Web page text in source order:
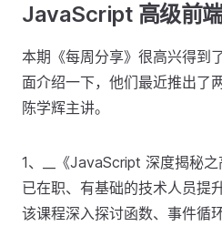
JavaScript 高级前
本期《每周分享》很高兴得到
面介绍一下，他们最近推出了
陈学辉主讲。
1、__《JavaScript 深度揭秘
已在职、有基础的技术人员提
该课程深入探讨函数、事件循